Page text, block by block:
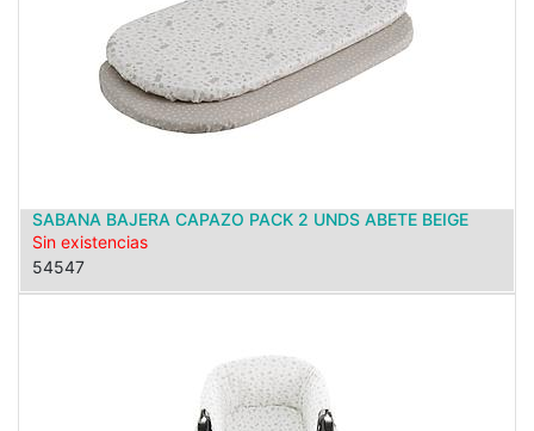
SABANA BAJERA CAPAZO PACK 2 UNDS ABETE BEIGE
Sin existencias
54547